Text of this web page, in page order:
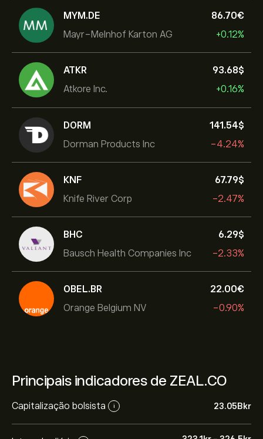
MYM.DE
Mayr-Melnhof Karton AG
86.70‎€‎
+0.12%
ATKR
Atkore Inc.
93.68‎$‎
+0.16%
DORM
Dorman Products Inc
141.54‎$‎
-4.24%
KNF
Knife River Corp
67.79‎$‎
-2.47%
BHC
Bausch Health Companies Inc
6.29‎$‎
-2.33%
OBEL.BR
Orange Belgium NV
22.00‎€‎
-0.90%
Principais indicadores de ZEAL.CO
Capitalização bolsista i 23.05B‎kr‎